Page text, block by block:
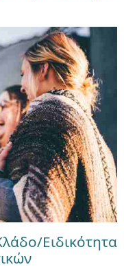
Ειδικότητα